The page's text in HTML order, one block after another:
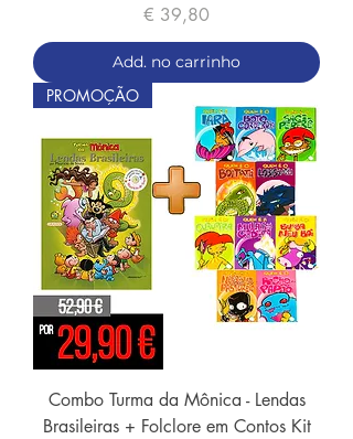
Preço
€ 39,80
Add. no carrinho
PROMOÇÃO
Combo Turma da Mônica - Lendas
Brasileiras + Folclore em Contos Kit